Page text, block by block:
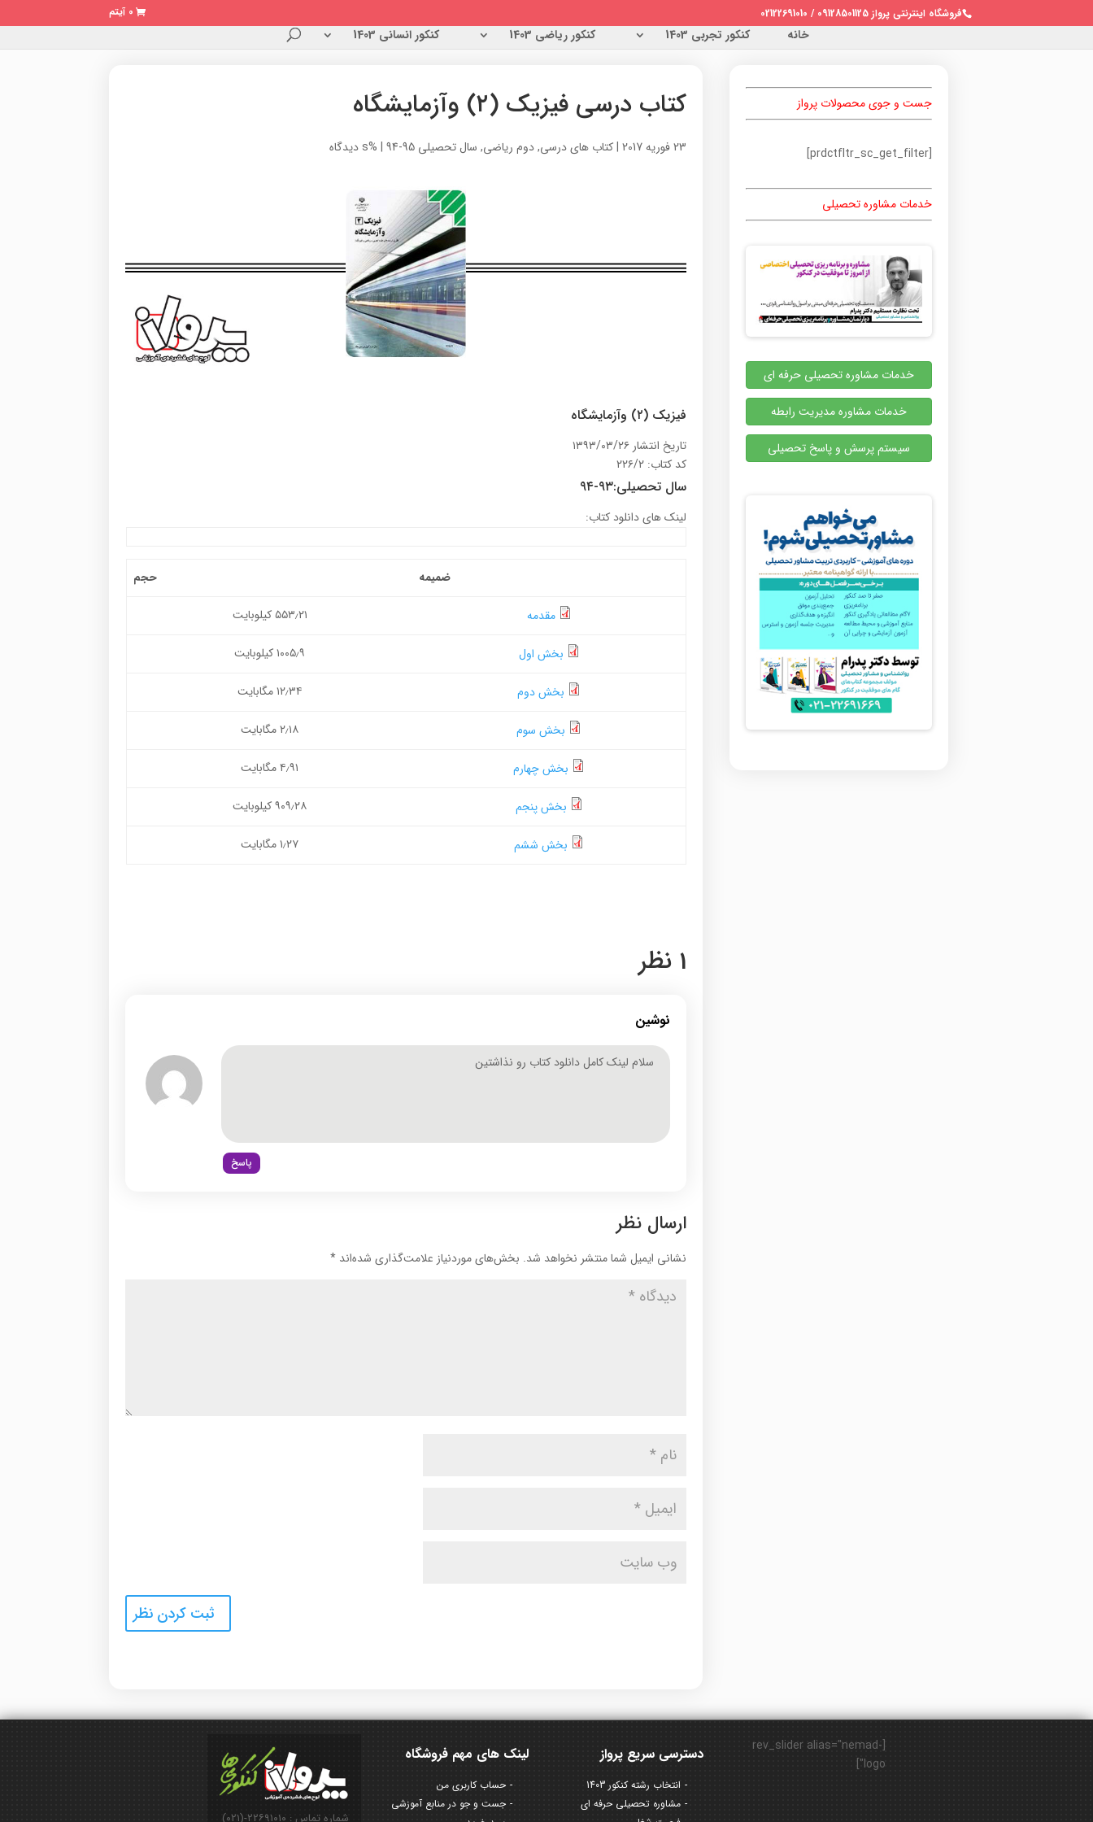
فروشگاه اینترنتی پرواز 09128501125 / 02122691010 0 آیتم
خانه کنکور تجربی 1403 کنکور ریاضی 1403 کنکور انسانی 1403
کتاب درسی فیزیک (۲) وآزمایشگاه
23 فوریه 2017 |کتاب های درسی,دوم ریاضی, سال تحصیلی 95-94 | %s دیدگاه
فیزیک (۲) وآزمایشگاه
تاریخ انتشار ۱۳۹۳/۰۳/۲۶
کد کتاب: ۲۲۶/۲
سال تحصیلی:۹۳-۹۴
لینک های دانلود کتاب:
ضمیمه حجم
مقدمه ۵۵۳٫۲۱ کیلوبایت
بخش اول ۱۰۰۵٫۹ کیلوبایت
بخش دوم ۱۲٫۳۴ مگابایت
بخش سوم ۲٫۱۸ مگابایت
بخش چهارم ۴٫۹۱ مگابایت
بخش پنجم ۹۰۹٫۲۸ کیلوبایت
بخش ششم ۱٫۲۷ مگابایت
1 نظر
نوشین
سلام لینک کامل دانلود کتاب رو نذاشتین
پاسخ
ارسال نظر
نشانی ایمیل شما منتشر نخواهد شد. بخش‌های موردنیاز علامت‌گذاری شده‌اند *
جست و جوی محصولات پرواز
[prdctfltr_sc_get_filter]
خدمات مشاوره تحصیلی
خدمات مشاوره تحصیلی حرفه ای
خدمات مشاوره مدیریت رابطه
سیستم پرسش و پاسخ تحصیلی
شماره تماس : ۲۲۶۹۱۰۱۰-(۰۲۱)
لینک های مهم فروشگاه
حساب کاربری من
جست و جو در منابع آموزشی
دسترسی سریع پرواز
انتخاب رشته کنکور 1403
مشاوره تحصیلی حرفه ای
[rev_slider alias="nemad-
logo"]